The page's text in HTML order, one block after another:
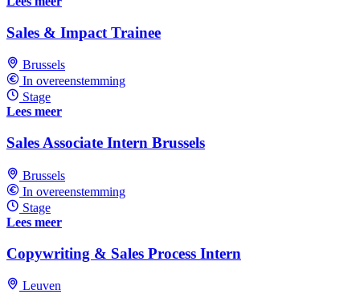
Sales & Impact Trainee
Brussels
In overeenstemming
Stage
Lees meer
Sales Associate Intern Brussels
Brussels
In overeenstemming
Stage
Lees meer
Copywriting & Sales Process Intern
Leuven